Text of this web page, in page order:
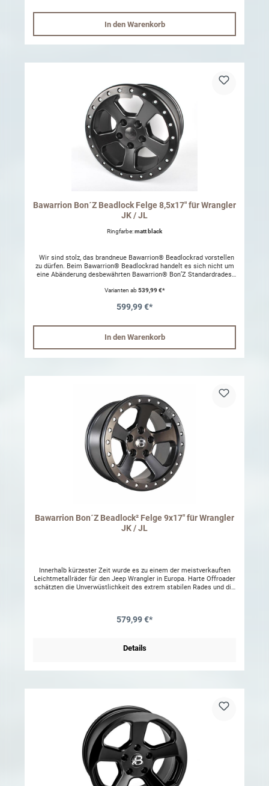
285/70R17, 285/75R17, 295/70R17, 255/70R18, 275/65R18,
275/70R18. Ggf. müssen die Radbolzen gekürzt werden
In den Warenkorb
Bawarrion Bon´Z Beadlock Felge 8,5x17" für Wrangler
JK / JL
Ringfarbe:matt black
Wir sind stolz, das brandneue Bawarrion® Beadlockrad vorstellen
zu dürfen. Beim Bawarrion® Beadlockrad handelt es sich nicht um
eine Abänderung desbewährten Bawarrion® Bon’Z Standardrades,
Beadlockeigenschaft. Alleine optisch wurde das klassische und
übernommen. Für die Entwicklung der Bawarrion® Bon‘Z Beadlock
anderer Hersteller genauestens unter die Lupe genommen. Alle
Eigenschaften die bei diesen Rädern negativ aufgefallen sind
wurden bei der Fertigung des Beadlockrades vermieden. Die
Bawarrion Beadlock ist erhältlich in matt schwarz mit den
Ringfarben "bright polished", "light scarlet" und "matt black".
Speziell für den Jeep Wrangler JK entwickelt • Als echtes
Lenkradflattern zu vermeiden • Kompatibel mit den serienmäßigen
Reifendruckventilen (TPMS) • Im Ring integrierter Ventilschutz •
Versenkte Beadlockschrauben • Sauberes, geradliniges Design •
Leicht zu reinigen • Keine Sicken und Kanten in denen, wie bei den
meisten anderen Beadlockrädern, Schlamm und Dreck festhängen
kann • Extra dicker und stabiler Beadlockring • Wie die Originalräder
aus A-356 Aluminium gefertigt • Maximale Belastbarkeit (1.090 kg)
• Felge lieferbar in matt black • Beadlock-Ring lieferbar in matt
bright polished, light scarlet und matt black • Nabenzentriert • 8,5 J
x 17 ET 10 • TÜV, DOT u. SAE-geprüft Der polierte Beadlockring ist
nicht witterungs und streumittelbeständig.
Varianten ab539,99 €*
599,99 €*
In den Warenkorb
Bawarrion Bon´Z Beadlock² Felge 9x17" für Wrangler
JK / JL
Innerhalb kürzester Zeit wurde es zu einem der meistverkauften
Leichtmetallräder für den Jeep Wrangler in Europa. Harte Offroader
schätzten die Unverwüstlichkeit des extrem stabilen Rades und die
kopieren doch nie wirklich geschafft. Bawarrion hat sich nicht auf
Beadlock² gegenüber dem bisherigen Beadlock beibehalten. Nur so
gewährleistet. Bawarrion Bon’Z Beadlock², das Quadrat sagt es aus:
ohne Beadlockfunktion! Was heisst das im Einzelnen? Beadlock:
die TÜV-geprüfte Montage vom 285/70R17 am Jeep JK, JL oder JT
und bis hin zur Größe 39x13,50R17 für die härtesten Offroader.
Gesichert wird die Rad-/Reifenkombination mit dem bewährten
Beadlockring in 20mm Dicke mit den bekannten Features. Non-
Beadlock: Die neue Breite von 8“ mit einer Einpresstiefe von 19mm
ermöglicht die TÜV-geprüfte Montage von der Serienbereifung des
Jeep JK, JL oder JT und bis hin zur Größe 37x12,50R17. Auch ohne
Sicherung der Reifenwulst in der Felge ist das Rad überaus
geeignet für Offroadausflüge. Der eigens entwickelte
Verstärkungsring sitzt anstelle des Beadlockringes auf der
579,99 €*
Details